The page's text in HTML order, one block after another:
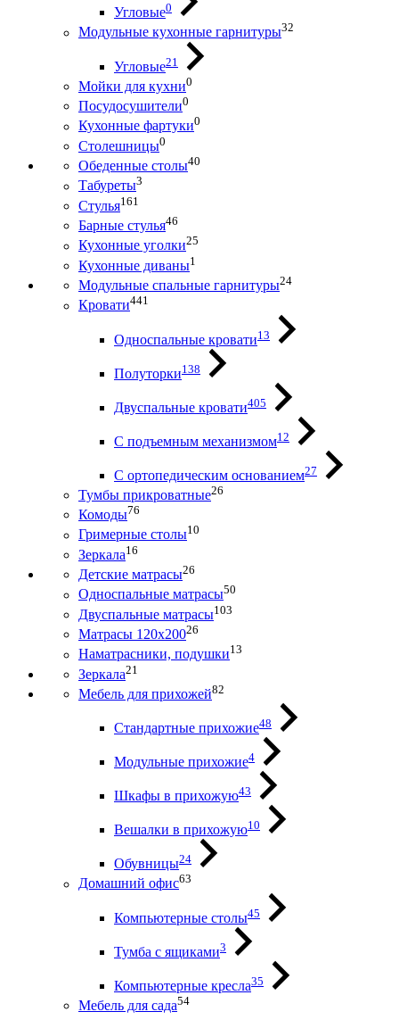
Угловые0
Модульные кухонные гарнитуры32
Угловые21
Мойки для кухни0
Посудосушители0
Кухонные фартуки0
Столешницы0
Обеденные столы40
Табуреты3
Стулья161
Барные стулья46
Кухонные уголки25
Кухонные диваны1
Модульные спальные гарнитуры24
Кровати441
Односпальные кровати13
Полуторки138
Двуспальные кровати405
С подъемным механизмом12
С ортопедическим основанием27
Тумбы прикроватные26
Комоды76
Гримерные столы10
Зеркала16
Детские матрасы26
Односпальные матрасы50
Двуспальные матрасы103
Матрасы 120х20026
Наматрасники, подушки13
Зеркала21
Мебель для прихожей82
Стандартные прихожие48
Модульные прихожие4
Шкафы в прихожую43
Вешалки в прихожую10
Обувницы24
Домашний офис63
Компьютерные столы45
Тумба с ящиками3
Компьютерные кресла35
Мебель для сада54